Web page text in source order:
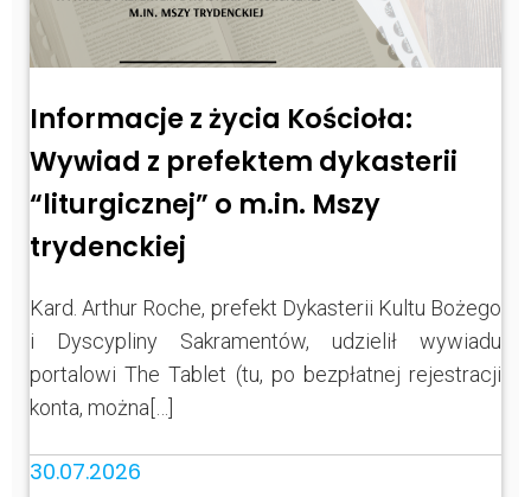
Informacje z życia Kościoła:
Wywiad z prefektem dykasterii
“liturgicznej” o m.in. Mszy
trydenckiej
Kard. Arthur Roche, prefekt Dykasterii Kultu Bożego
i Dyscypliny Sakramentów, udzielił wywiadu
portalowi The Tablet (tu, po bezpłatnej rejestracji
konta, można[…]
30.07.2026